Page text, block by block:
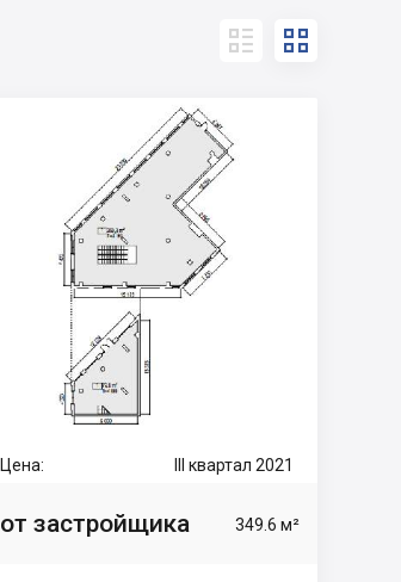
 
Цена: III квартал 2021
от застройщика 349.6 м²